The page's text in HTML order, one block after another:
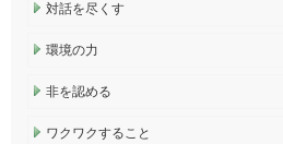
対話を尽くす
環境の力
非を認める
ワクワクすること